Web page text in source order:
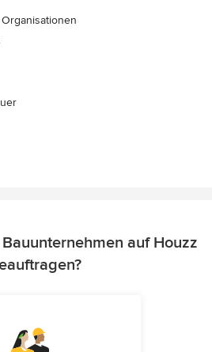
auf Houzz